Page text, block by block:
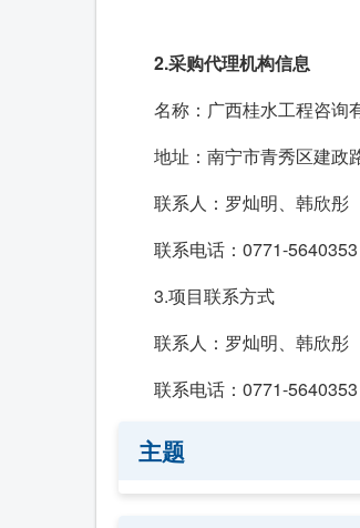
2.采购代理机构信息
名称：广西桂水工程咨询
地址：南宁市青秀区建政
联系人：罗灿明、韩欣彤
联系电话：0771-
3.项目联系方式
联系人：罗灿明、韩欣彤
联系电话：0771-5640353
主题